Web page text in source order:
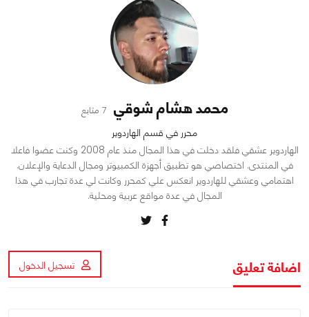
محمد هشام شوقي 7 متابع
محرر في قسم الهاردوير
الهاردوير عشقي فلقد دخلت في هذا المجال منذ عام 2008 وكنت عضوا فاعلا
في المنتدى. اختصاصي هو تطبيق أجهزة الكمبيوتر ومجال الدعاية والإعلان.
اهتمامي وعشقي للهاردوير انعكس علي كمحرر وكانت لي عدة تجارب في هذا
المجال في عدة مواقع عربية ومحلية.
اضافة تعليق تسجيل الدخول